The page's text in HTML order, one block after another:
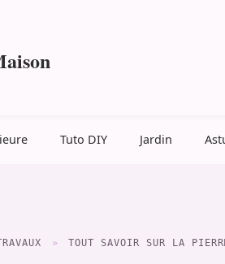
Tuto DIY Jardin
» TOUT SAVOIR SUR LA